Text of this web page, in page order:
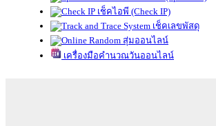
เช็คไอพี (Check IP)
เช็คเลขพัสดุ
สุ่มออนไลน์
เครื่องมือคำนวณวันออนไลน์